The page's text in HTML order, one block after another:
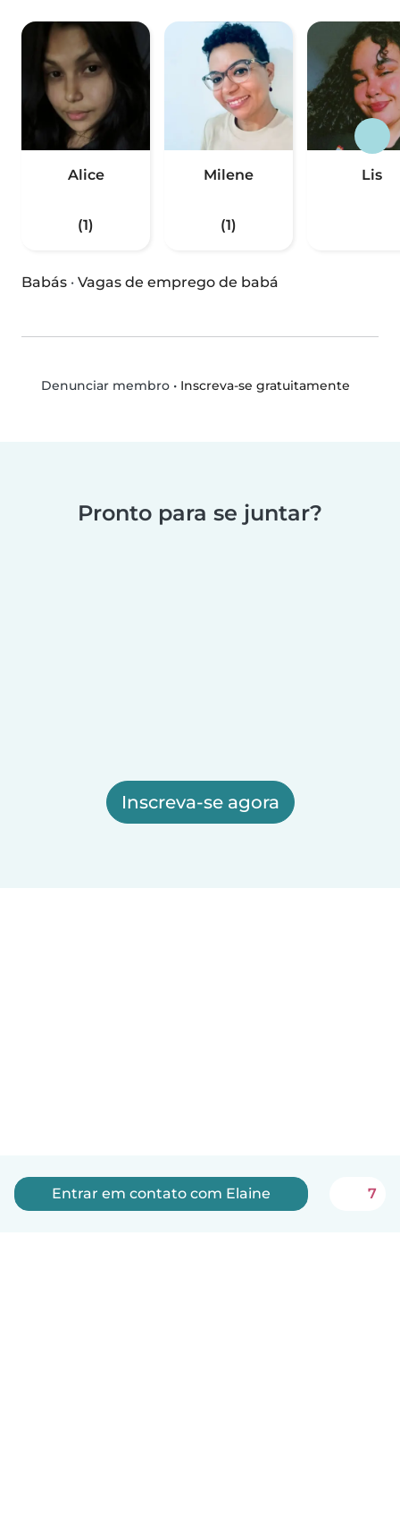
Alice
(1)
Milene
(1)
Lis
Babás · Vagas de emprego de babá
Denunciar membro• Inscreva-se gratuitamente
Pronto para se juntar?
Inscreva-se agora
Entrar em contato com Elaine 7